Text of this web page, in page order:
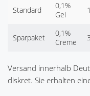
Standard
0,1%
Gel
Sparpaket
0,1%
Creme
Versand innerhalb
diskret. Sie erhalten